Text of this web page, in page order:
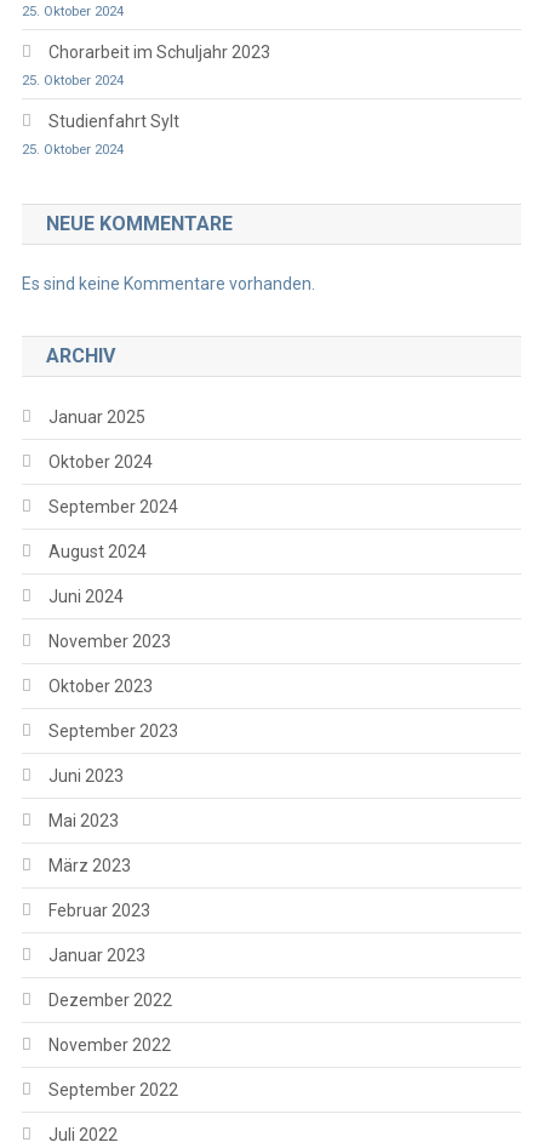
25. Oktober 2024
Chorarbeit im Schuljahr 2023
25. Oktober 2024
Studienfahrt Sylt
25. Oktober 2024
NEUE KOMMENTARE
Es sind keine Kommentare vorhanden.
ARCHIV
Januar 2025
Oktober 2024
September 2024
August 2024
Juni 2024
November 2023
Oktober 2023
September 2023
Juni 2023
Mai 2023
März 2023
Februar 2023
Januar 2023
Dezember 2022
November 2022
September 2022
Juli 2022